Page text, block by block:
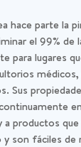
hace parte la
el 99% de
para lugares
Sus
a productos
son fáciles de